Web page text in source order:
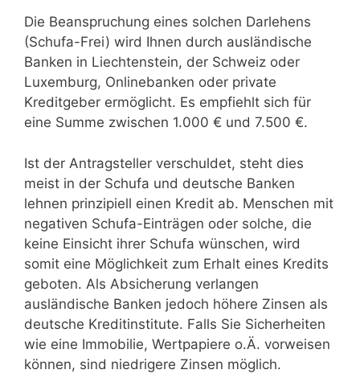
Die Beanspruchung eines solchen Darlehens
(Schufa-Frei) wird Ihnen durch ausländische
Banken in Liechtenstein, der Schweiz oder
Luxemburg, Onlinebanken oder private
Kreditgeber ermöglicht. Es empfiehlt sich für
eine Summe zwischen 1.000 € und 7.500 €.
Ist der Antragsteller verschuldet, steht dies
meist in der Schufa und deutsche Banken
lehnen prinzipiell einen Kredit ab. Menschen mit
negativen Schufa-Einträgen oder solche, die
keine Einsicht ihrer Schufa wünschen, wird
somit eine Möglichkeit zum Erhalt eines Kredits
geboten. Als Absicherung verlangen
ausländische Banken jedoch höhere Zinsen als
deutsche Kreditinstitute. Falls Sie Sicherheiten
wie eine Immobilie, Wertpapiere o.Ä. vorweisen
können, sind niedrigere Zinsen möglich.